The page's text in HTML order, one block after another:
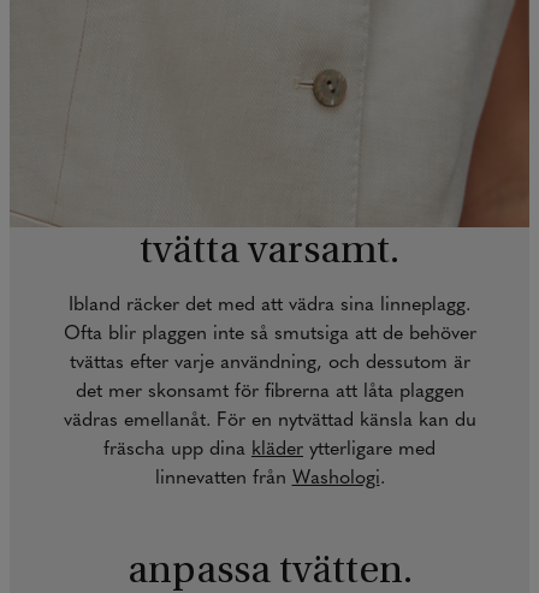
tvätta varsamt.
Ibland räcker det med att vädra sina linneplagg.
Ofta blir plaggen inte så smutsiga att de behöver
tvättas efter varje användning, och dessutom är
det mer skonsamt för fibrerna att låta plaggen
vädras emellanåt. För en nytvättad känsla kan du
fräscha upp dina kläder ytterligare med
linnevatten från Washologi.
anpassa tvätten.